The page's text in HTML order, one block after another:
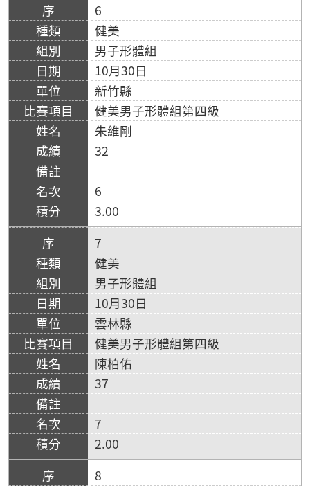
6
健美
男子形體組
10月30日
新竹縣
健美男子形體組第四級
朱維剛
32
6
3.00
7
健美
男子形體組
10月30日
雲林縣
健美男子形體組第四級
陳柏佑
37
7
2.00
8